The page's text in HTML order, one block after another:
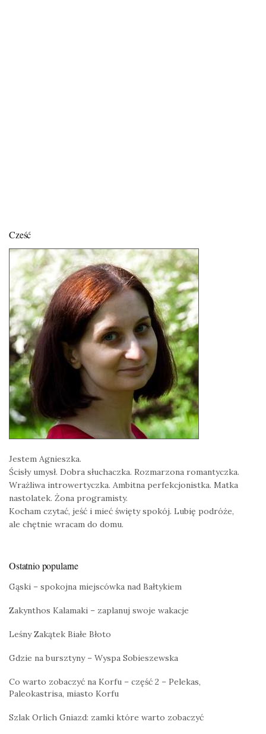
Cześć
Jestem Agnieszka.
Ścisły umysł. Dobra słuchaczka. Rozmarzona romantyczka.
Wrażliwa introwertyczka. Ambitna perfekcjonistka. Matka
nastolatek. Żona programisty.
Kocham czytać, jeść i mieć święty spokój. Lubię podróże,
ale chętnie wracam do domu.
Ostatnio popularne
Gąski – spokojna miejscówka nad Bałtykiem
Zakynthos Kalamaki – zaplanuj swoje wakacje
Leśny Zakątek Białe Błoto
Gdzie na bursztyny – Wyspa Sobieszewska
Co warto zobaczyć na Korfu – część 2 – Pelekas,
Paleokastrisa, miasto Korfu
Szlak Orlich Gniazd: zamki które warto zobaczyć